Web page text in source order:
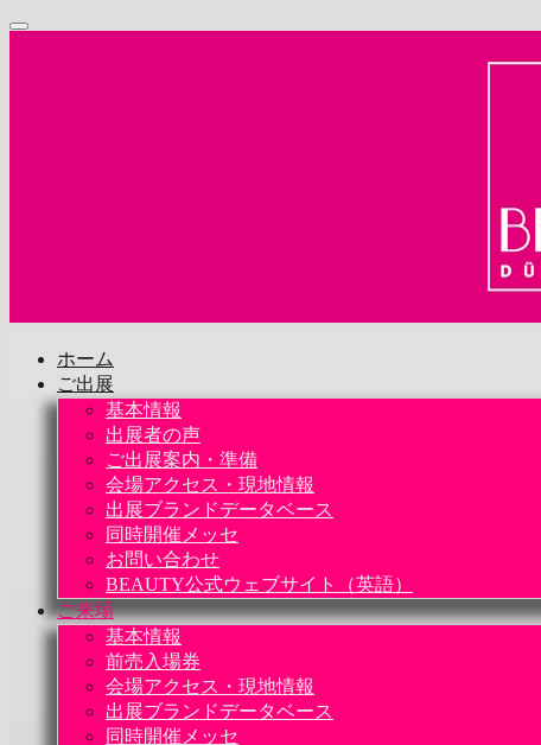
ホーム
ご出展
基本情報
出展者の声
ご出展案内・準備
会場アクセス・現地情報
出展ブランドデータベース
同時開催メッセ
お問い合わせ
BEAUTY公式ウェブサイト（英語）
ご来場
基本情報
前売入場券
会場アクセス・現地情報
出展ブランドデータベース
同時開催メッセ